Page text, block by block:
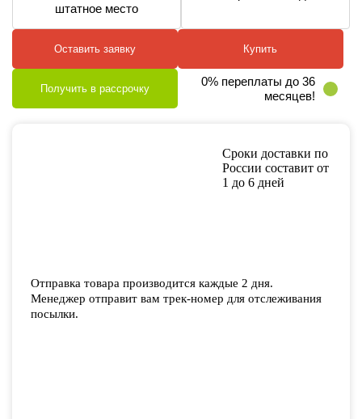
штатное место
Оставить заявку Купить
Получить в рассрочку
0% переплаты до 36
месяцев!
Сроки доставки по
России составит от
1 до 6 дней
Отправка товара производится каждые 2 дня.
Менеджер отправит вам трек-номер для отслеживания
посылки.